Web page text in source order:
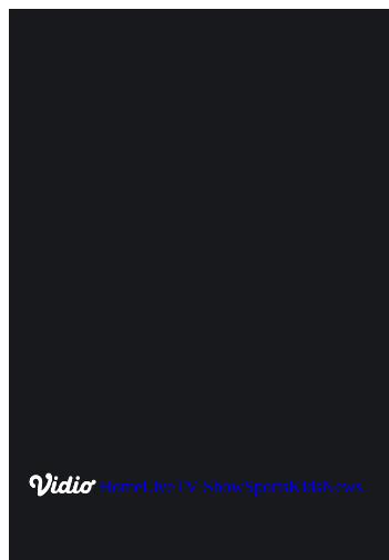
HomeLiveTV ShowSportsKidsNews